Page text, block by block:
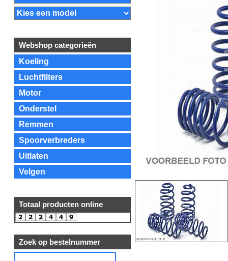
Webshop categorieën
Koeling
Luchtfilters
Motor
Onderstel
Remmen
Spoorverbreders
Uitlaten
Velgen
Totaal producten online
Zoek op bestelnummer